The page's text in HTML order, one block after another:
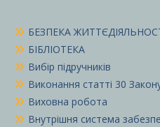
БЕЗПЕКА
БІБЛІОТЕКА
Вибір підручників
Виконання статті 30
Виховна робота
Внутрішня система